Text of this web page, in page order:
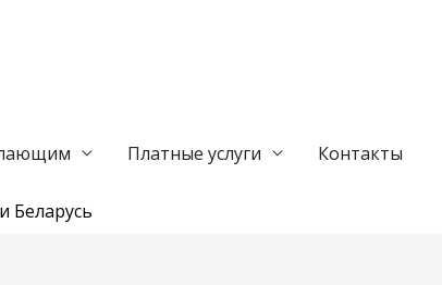
Платные услуги Контакты
Беларусь